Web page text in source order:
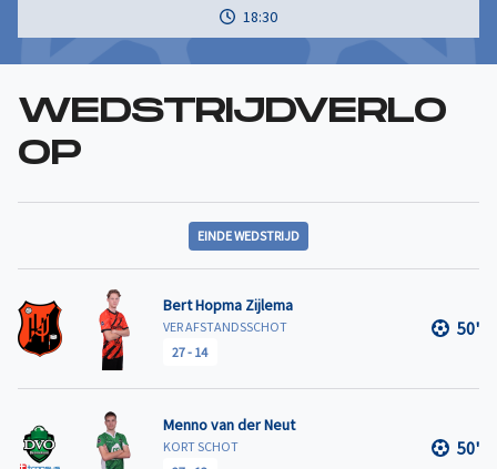
18:30
WEDSTRIJDVERLO
OP
EINDE WEDSTRIJD
Bert Hopma Zijlema
VER AFSTANDSSCHOT
27- 14
50'
Menno van der Neut
KORT SCHOT
50'